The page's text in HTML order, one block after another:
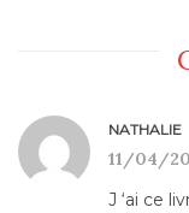
NATHALIE
11/04/
J ‘ai ce